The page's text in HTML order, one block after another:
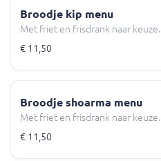
Broodje kip menu
Met friet en frisdrank naar keuze.
€ 11,50
Broodje shoarma menu
Met friet en frisdrank naar keuze.
€ 11,50